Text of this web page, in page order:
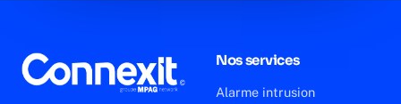
Nos services
Alarme intrusion